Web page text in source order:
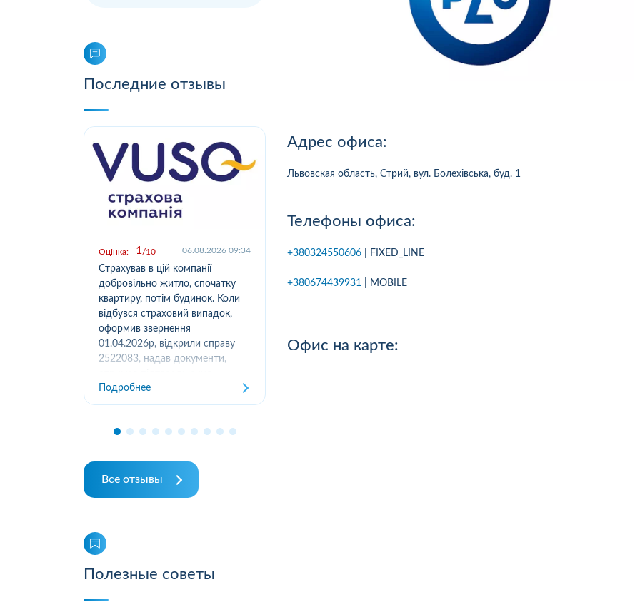
Последние отзывы
Оцінка: 1 10 06.08.2026 09:34
Страхував в цій компанії
добровільно житло, спочатку
квартиру, потім будинок. Коли
відбувся страховий випадок,
оформив звернення
01.04.2026р, відкрили справу
2522083, надав документи,
отримав підтвердження
отримання, взяли в роботу. 2
місяці жодного повідомлення
Подробнее
Оцінка: 10 10 05.08.2026 19:00
(05.08.26р) автоцивілку в
Все отзывы
Полезные советы
Адрес офиса:
Львовская область, Стрий, вул. Болехівська, буд. 1
Телефоны офиса:
+380324550606 | FIXED_LINE
+380674439931 | MOBILE
Офис на карте: